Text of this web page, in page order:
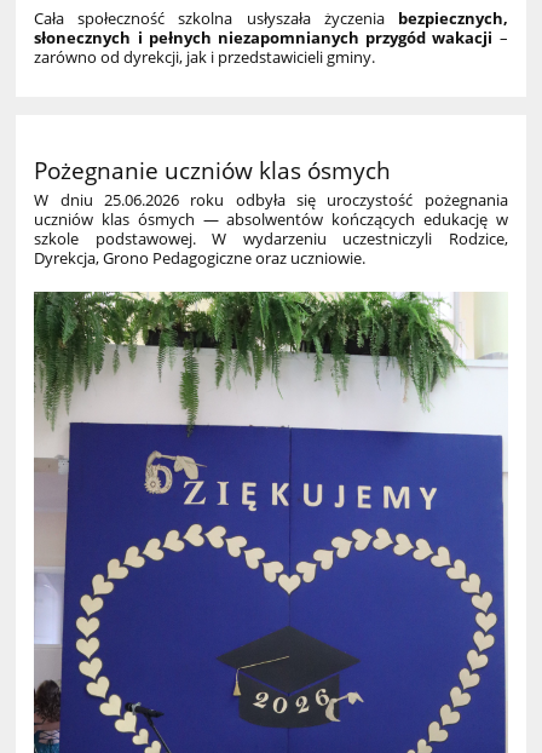
Cała społeczność szkolna usłyszała życzenia bezpiecznych,
słonecznych i pełnych niezapomnianych przygód wakacji –
zarówno od dyrekcji, jak i przedstawicieli gminy.
Pożegnanie uczniów klas ósmych
W dniu 25.06.2026 roku odbyła się uroczystość pożegnania
uczniów klas ósmych — absolwentów kończących edukację w
szkole podstawowej. W wydarzeniu uczestniczyli Rodzice,
Dyrekcja, Grono Pedagogiczne oraz uczniowie.